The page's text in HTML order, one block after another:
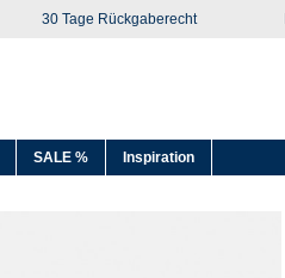
30 Tage Rückgaberecht
SALE % Inspiration